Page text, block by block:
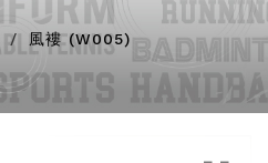
風褸 (W005)